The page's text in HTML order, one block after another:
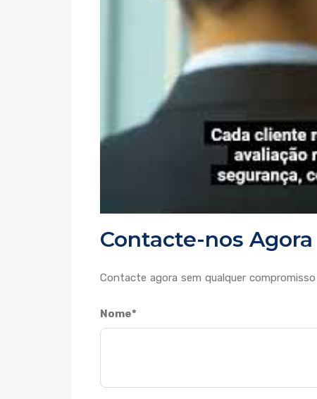
Contacte-nos Agora
Contacte agora sem qualquer
Nome*